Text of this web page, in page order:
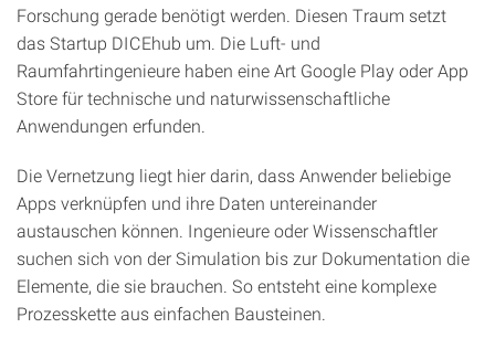
Forschung gerade benötigt werden. Diesen Traum setzt
das Startup DICEhub um. Die Luft- und
Raumfahrtingenieure haben eine Art Google Play oder App
Store für technische und naturwissenschaftliche
Anwendungen erfunden.
Die Vernetzung liegt hier darin, dass Anwender beliebige
Apps verknüpfen und ihre Daten untereinander
austauschen können. Ingenieure oder Wissenschaftler
suchen sich von der Simulation bis zur Dokumentation die
Elemente, die sie brauchen. So entsteht eine komplexe
Prozesskette aus einfachen Bausteinen.